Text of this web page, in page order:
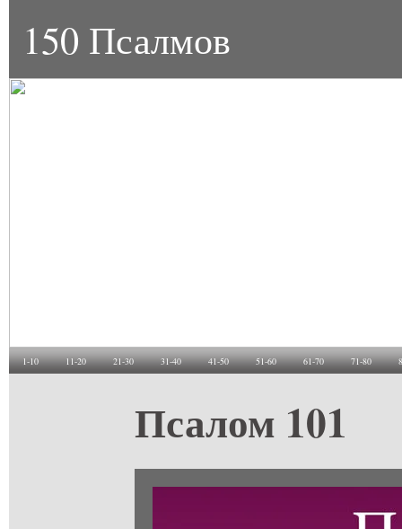
150 Псалмов
1-10 11-20 21-30 31-40 41-50 51-60 61-70 71-80
Псалом 101